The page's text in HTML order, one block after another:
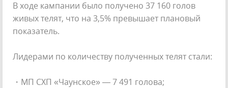
В ходе кампании было получено 37 160 голов
живых телят, что на 3,5% превышает плановый
показатель.
Лидерами по количеству полученных телят стали:
・МП СХП «Чаунское» — 7 491 голова;